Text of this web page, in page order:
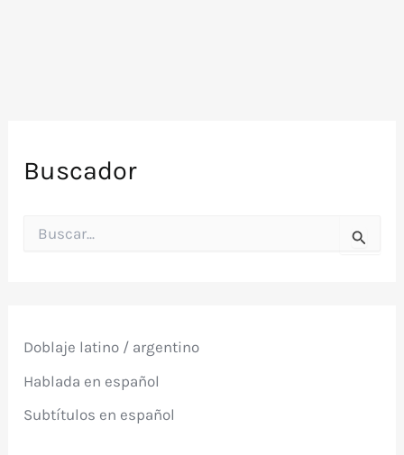
Buscador
o
:
Doblaje latino / argentino
Hablada en español
Subtítulos en español